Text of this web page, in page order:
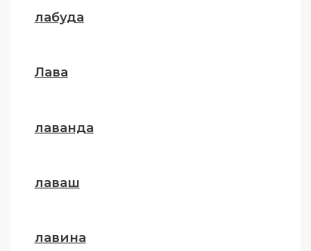
лабуда
Лава
лаванда
лаваш
лавина